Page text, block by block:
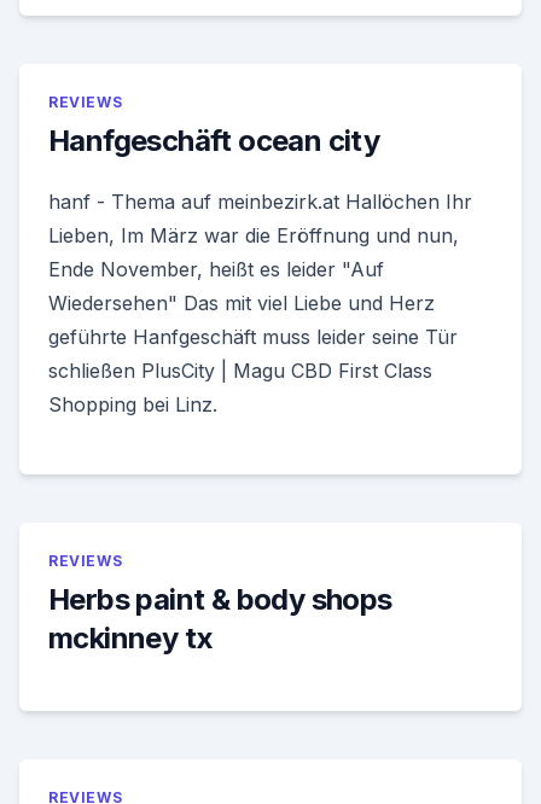
REVIEWS
Hanfgeschäft ocean city
hanf - Thema auf meinbezirk.at Hallöchen Ihr
Lieben, Im März war die Eröffnung und nun,
Ende November, heißt es leider "Auf
Wiedersehen" Das mit viel Liebe und Herz
geführte Hanfgeschäft muss leider seine Tür
schließen PlusCity | Magu CBD First Class
Shopping bei Linz.
REVIEWS
Herbs paint & body shops
mckinney tx
REVIEWS